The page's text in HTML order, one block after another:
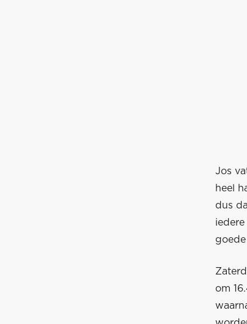
Jos
heel
dus
om